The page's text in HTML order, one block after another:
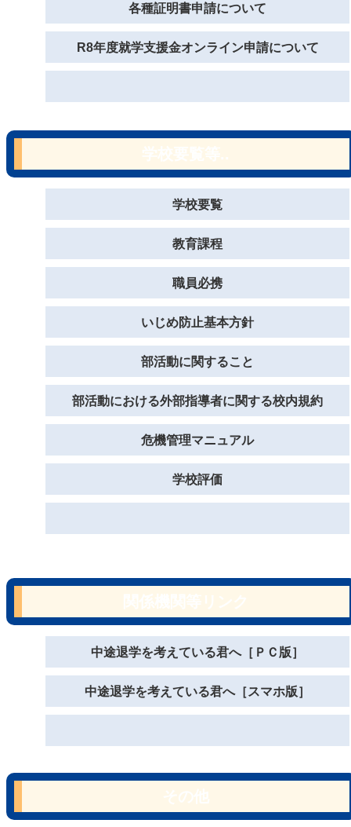
各種証明書申請について
R8年度就学支援金オンライン申請について
学校要覧
教育課程
職員必携
いじめ防止基本方針
部活動に関すること
部活動における外部指導者に関する校内規約
危機管理マニュアル
学校評価
中途退学を考えている君へ［ＰＣ版］
中途退学を考えている君へ［スマホ版］